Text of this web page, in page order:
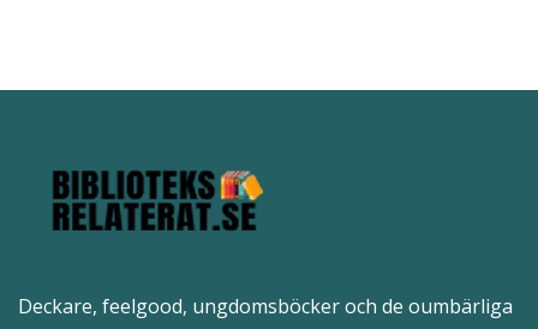
Deckare, feelgood, ungdomsböcker och de oumbärliga